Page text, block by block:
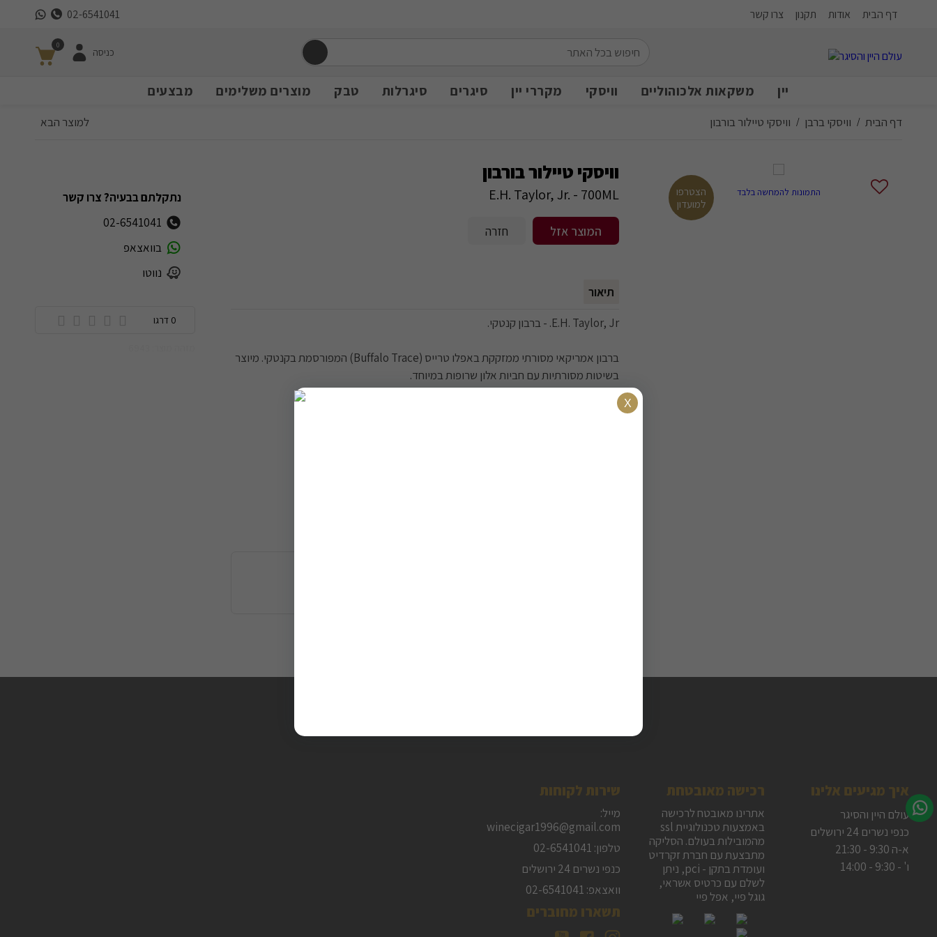
דף הבית אודות תקנון צרו קשר 02-6541041
0
כניסה
יין משקאות אלכוהוליים וויסקי מקררי יין סיגרים סיגרלות טבק מוצרים משלימים מבצעים
דף הבית / וויסקי ברבן / וויסקי טיילור בורבון למוצר הבא
הצטרפו
למועדון
התמונות להמחשה בלבד
וויסקי טיילור בורבון
E.H. Taylor, Jr. - 700ML
המוצר אזל חזרה
תיאור
E.H. Taylor, Jr. - ברבון קנטקי.
ברבון אמריקאי מסורתי ממזקקת באפלו טרייס (Buffalo Trace) המפורסמת בקנטקי. מיוצר
בשיטות מסורתיות עם חביות אלון שרופות במיוחד.
פרופיל טעמים עשיר: תירס, קרמל מתוק, חמאה וליקריץ משתלבים בהרמוניה.
נתקלתם בבעיה? צרו קשר
02-6541041
בוואצאפ
נווטו
0 דרגו
איך מגיעים אלינו
עולם היין והסיגר
כנפי נשרים 24 ירושלים
א-ה 9:30 - 21:30
ו' - 9:30 - 14:00
רכישה מאובטחת
אתרינו מאובטח לרכישה
באמצעות טכנולוגיית ssl
מהמובילות בעולם. הסליקה
מתבצעת עם חברת זקרדיט
ועומדת בתקן - pci, ניתן
לשלם עם כרטיס אשראי,
גוגל פיי, אפל פיי
שירות לקוחות
מייל:
winecigar1996@gmail.com
טלפון: 02-6541041
כנפי נשרים 24 ירושלים
וואצאפ: 02-6541041
תשארו מחוברים